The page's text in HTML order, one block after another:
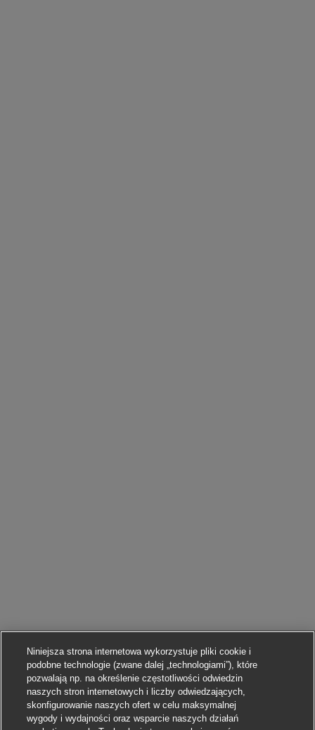
Niniejsza strona internetowa wykorzystuje pliki cookie i
podobne technologie (zwane dalej „technologiami”), które
pozwalają np. na określenie częstotliwości odwiedzin
naszych stron internetowych i liczby odwiedzających,
skonfigurowanie naszych ofert w celu maksymalnej
wygody i wydajności oraz wsparcie naszych działań